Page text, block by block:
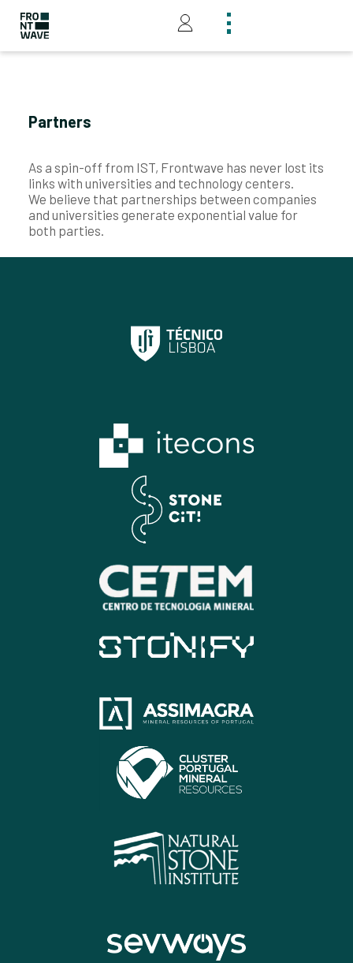
Partners
As a spin-off from IST, Frontwave has never lost its
links with universities and technology centers.
We believe that partnerships between companies
and universities generate exponential value for
both parties.